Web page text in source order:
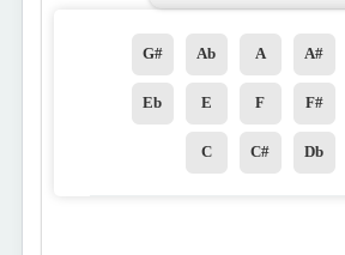
A#
A
Ab
G#
F#
F
E
Eb
Db
C#
C